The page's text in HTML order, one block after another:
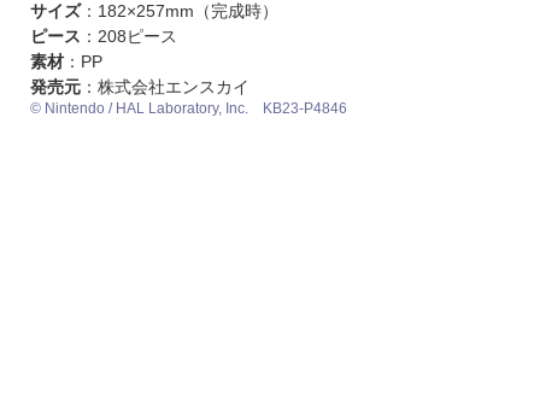
サイズ：182×257mm（完成時）
ピース ：208ピース
素材：PP
発売元：株式会社エンスカイ
© Nintendo / HAL Laboratory, Inc. KB23-P4846